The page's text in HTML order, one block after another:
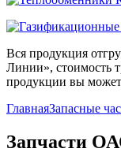
Вся продукция
Линии», стоимость
продукции вы
ГлавнаяЗапасные
Запчасти